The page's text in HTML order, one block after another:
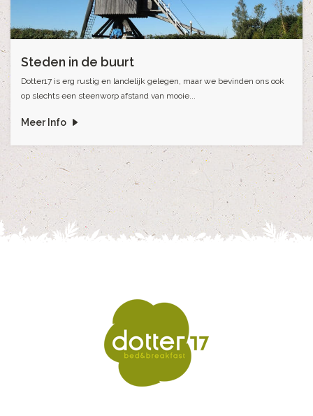
Steden in de buurt
Dotter17 is erg rustig en landelijk gelegen, maar we bevinden ons ook
op slechts een steenworp afstand van mooie...
Meer Info